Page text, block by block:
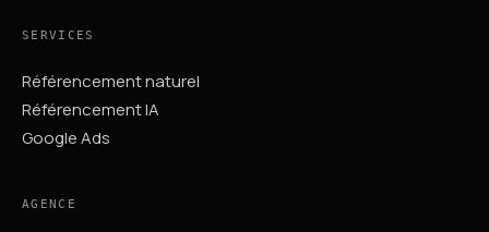
SERVICES
Référencement naturel
Référencement IA
Google Ads
AGENCE